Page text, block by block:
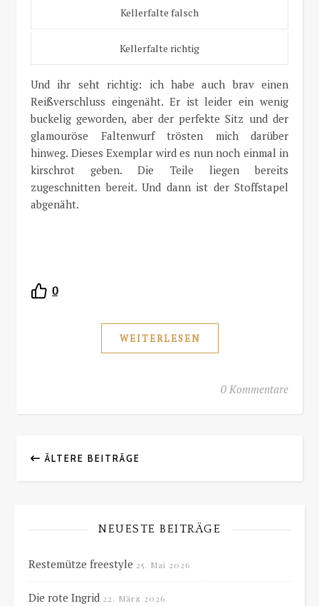
Kellerfalte falsch
Kellerfalte richtig
Und ihr seht richtig: ich habe auch brav einen
Reißverschluss eingenäht. Er ist leider ein wenig
buckelig geworden, aber der perfekte Sitz und der
glamouröse Faltenwurf trösten mich darüber
hinweg. Dieses Exemplar wird es nun noch einmal in
kirschrot geben. Die Teile liegen bereits
zugeschnitten bereit. Und dann ist der Stoffstapel
abgenäht.
0
WEITERLESEN
0 Kommentare
ÄLTERE BEITRÄGE
NEUESTE BEITRÄGE
Restemütze freestyle 25. Mai 2026
Die rote Ingrid 22. März 2026